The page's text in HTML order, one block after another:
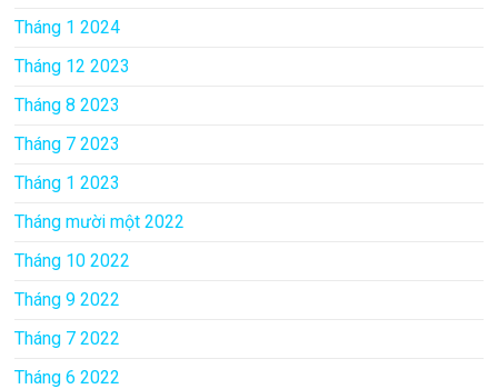
Tháng 1 2024
Tháng 12 2023
Tháng 8 2023
Tháng 7 2023
Tháng 1 2023
Tháng mười một 2022
Tháng 10 2022
Tháng 9 2022
Tháng 7 2022
Tháng 6 2022